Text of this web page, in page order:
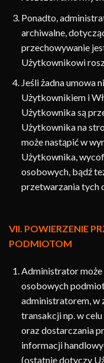
Ponadto,
archiwalne,
przechowywanie
Użytkownikowi
Jeśli żadna umowa
Użytkownikiem i
Użytkownika są
Użytkownika na
może nastąpić w
Użytkownika,
osobowych, bądź
przetwarzania tych
VII. POWIERZENIE
PODMIOTOM
Administrator
osobowych
administratorem, w
transakcji np. w
oraz dostarczania
informacji
(ostatnie dotyczy